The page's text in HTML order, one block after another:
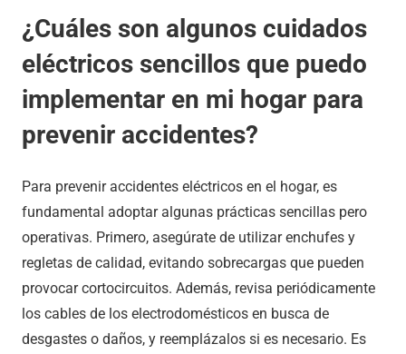
¿Cuáles son algunos cuidados
eléctricos sencillos que puedo
implementar en mi hogar para
prevenir accidentes?
Para prevenir accidentes eléctricos en el hogar, es
fundamental adoptar algunas prácticas sencillas pero
operativas. Primero, asegúrate de utilizar enchufes y
regletas de calidad, evitando sobrecargas que pueden
provocar cortocircuitos. Además, revisa periódicamente
los cables de los electrodomésticos en busca de
desgastes o daños, y reemplázalos si es necesario. Es